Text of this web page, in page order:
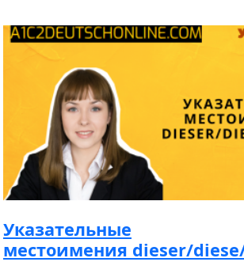
Указательные
местоимения dieser/